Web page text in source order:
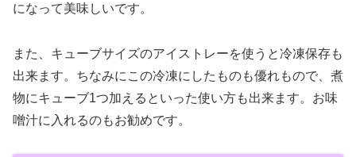
になって美味しいです。
また、キューブサイズのアイストレーを使うと冷凍保存も
出来ます。ちなみにこの冷凍にしたものも優れもので、煮
物にキューブ1つ加えるといった使い方も出来ます。お味
噌汁に入れるのもお勧めです。